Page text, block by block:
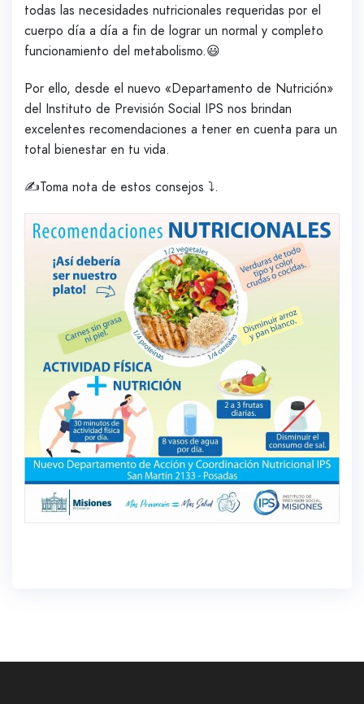
todas las necesidades nutricionales requeridas por el
cuerpo día a día a fin de lograr un normal y completo
funcionamiento del metabolismo.😃
Por ello, desde el nuevo «Departamento de Nutrición»
del Instituto de Previsión Social IPS nos brindan
excelentes recomendaciones a tener en cuenta para un
total bienestar en tu vida.
✍️Toma nota de estos consejos ⤵️.